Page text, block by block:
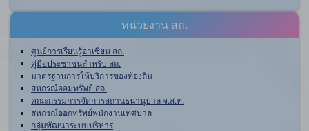
หน่วยงาน สถ.
ศูนย์การเรียนรู้อาเซียน สถ.
คู่มือประชาชนสำหรับ สถ.
มาตรฐานการให้บริการของท้องถิ่น
สหกรณ์ออมทรัพย์ สถ.
คณะกรรมการจัดการสถานธนานุบาล จ.ส.ท.
สหกรณ์ออกทรัพย์พนักงานเทศบาล
กลุ่มพัฒนาระบบบริหาร